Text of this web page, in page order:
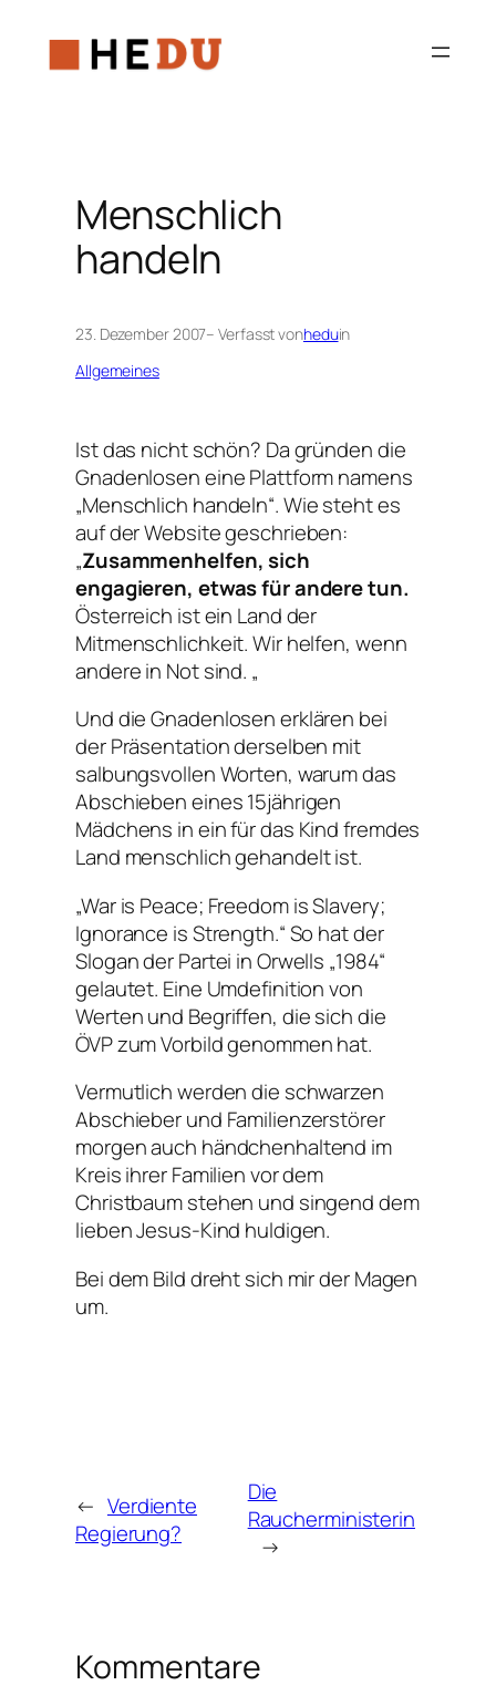
Inhalt
springen
Menschlich
handeln
23. Dezember 2007– Verfasst vonheduin
Allgemeines
Ist das nicht schön? Da gründen die
Gnadenlosen eine Plattform namens
„Menschlich handeln“. Wie steht es
auf der Website geschrieben:
„Zusammenhelfen, sich
engagieren, etwas für andere tun.
Österreich ist ein Land der
Mitmenschlichkeit. Wir helfen, wenn
andere in Not sind. „
Und die Gnadenlosen erklären bei
der Präsentation derselben mit
salbungsvollen Worten, warum das
Abschieben eines 15jährigen
Mädchens in ein für das Kind fremdes
Land menschlich gehandelt ist.
„War is Peace; Freedom is Slavery;
Ignorance is Strength.“ So hat der
Slogan der Partei in Orwells „1984“
gelautet. Eine Umdefinition von
Werten und Begriffen, die sich die
ÖVP zum Vorbild genommen hat.
Vermutlich werden die schwarzen
Abschieber und Familienzerstörer
morgen auch händchenhaltend im
Kreis ihrer Familien vor dem
Christbaum stehen und singend dem
lieben Jesus-Kind huldigen.
Bei dem Bild dreht sich mir der Magen
um.
← Verdiente
Regierung?
Die
Raucherministerin
→
Kommentare